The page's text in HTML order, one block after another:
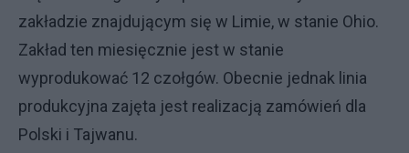
zakładzie znajdującym się w Limie, w stanie Ohio.
Zakład ten miesięcznie jest w stanie
wyprodukować 12 czołgów. Obecnie jednak linia
produkcyjna zajęta jest realizacją zamówień dla
Polski i Tajwanu.